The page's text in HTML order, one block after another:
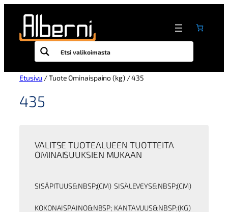
sisältöön
Etusivu / Tuote Ominaispaino (kg) / 435
435
VALITSE TUOTEALUEEN TUOTTEITA
OMINAISUUKSIEN MUKAAN
SISÄPITUUS&NBSP;(CM) SISÄLEVEYS&NBSP;(CM)
KOKONAISPAINO&NBSP; KANTAVUUS&NBSP;(KG)